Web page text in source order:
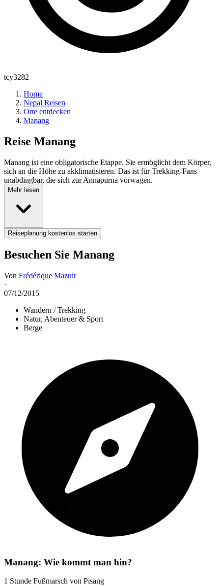
tcy3282
Home
Nepal Reisen
Orte entdecken
Manang
Reise Manang
Manang ist eine obligatorische Etappe. Sie ermöglicht dem Körper,
sich an die Höhe zu akklimatisieren. Das ist für Trekking-Fans
unabdingbar, die sich zur Annapurna vorwagen.
Mehr lesen
Reiseplanung kostenlos starten
Besuchen Sie Manang
Von Frédérique Mazuir
·
07/12/2015
Wandern / Trekking
Natur, Abenteuer & Sport
Berge
Manang: Wie kommt man hin?
1 Stunde Fußmarsch von Pisang